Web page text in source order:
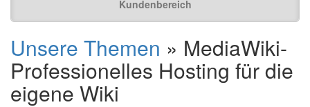
Kundenbereich
Unsere Themen » MediaWiki-
Professionelles Hosting für die
eigene Wiki